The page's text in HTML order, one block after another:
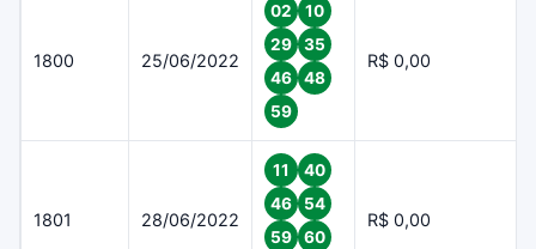
1800 25/06/2022
02
10
29
35
46
48
59
R$ 0,00
1801 28/06/2022
11
40
46
54
59
60
R$ 0,00